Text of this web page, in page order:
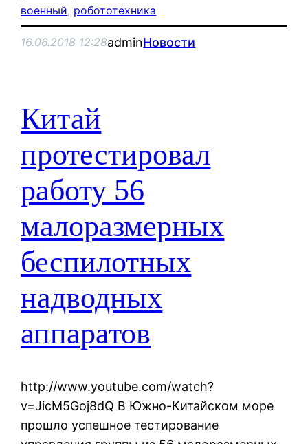
военный, робототехника
16.06.2018 12:28adminНовости
Китай
протестировал
работу 56
малоразмерных
беспилотных
надводных
аппаратов
http://www.youtube.com/watch?
v=JicM5Goj8dQ В Южно-Китайском море
прошло успешное тестирование